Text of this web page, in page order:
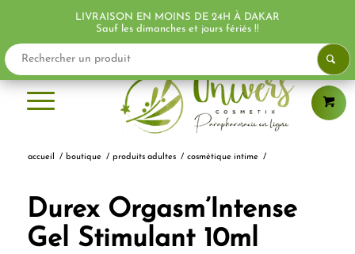
accueil / boutique / produits adultes / cosmétique intime /
Durex Orgasm’Intense
Gel Stimulant 10ml
LIVRAISON EN MOINS DE 24H À DAKAR
Sauf les dimanches et jours fériés !!